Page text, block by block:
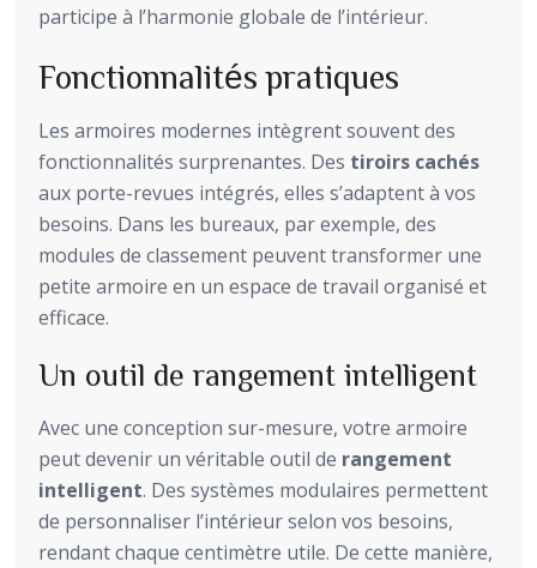
participe à l’harmonie globale de l’intérieur.
Fonctionnalités pratiques
Les armoires modernes intègrent souvent des
fonctionnalités surprenantes. Des tiroirs cachés
aux porte-revues intégrés, elles s’adaptent à vos
besoins. Dans les bureaux, par exemple, des
modules de classement peuvent transformer une
petite armoire en un espace de travail organisé et
efficace.
Un outil de rangement intelligent
Avec une conception sur-mesure, votre armoire
peut devenir un véritable outil de rangement
intelligent. Des systèmes modulaires permettent
de personnaliser l’intérieur selon vos besoins,
rendant chaque centimètre utile. De cette manière,